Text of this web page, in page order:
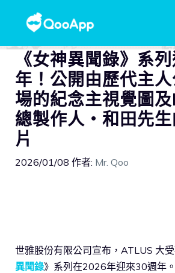
《女神異聞錄》系
年！公開由歷代主
場的紀念主視覺圖
總製作人・和田先
片
2026/01/08 作者: Mr. Qoo
世雅股份有限公司宣布，ATLUS 大
異聞錄》系列在2026年迎來30週年